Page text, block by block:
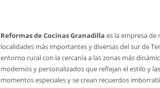
Reformas de Cocinas Granadilla es la empresa de
localidades más importantes y diversas del sur de
entorno rural con la cercanía a las zonas más
modernos y personalizados que reflejan el estilo y
momentos especiales y se crean recuerdos